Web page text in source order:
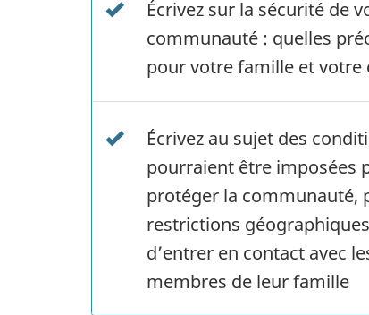
Écrivez sur la sécurité de
communauté : quelles
pour votre famille et votre
Écrivez au sujet des
pourraient être imposées
protéger la communauté,
restrictions
d’entrer en contact avec
membres de leur famille